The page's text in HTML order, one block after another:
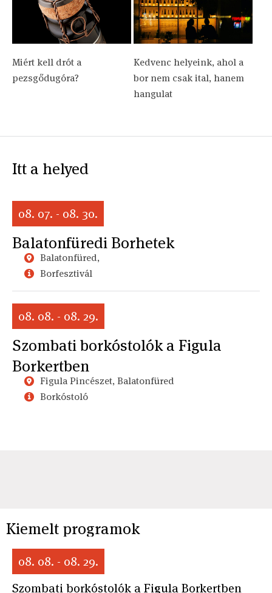
Miért kell drót a
pezsgődugóra?
Kedvenc helyeink, ahol a
bor nem csak ital, hanem
hangulat
Itt a helyed
08. 07. - 08. 30.
Balatonfüredi Borhetek
Balatonfüred,
Borfesztivál
08. 08. - 08. 29.
Szombati borkóstolók a Figula
Borkertben
Figula Pincészet, Balatonfüred
Borkóstoló
Kiemelt programok
08. 08. - 08. 29.
Szombati borkóstolók a Figula Borkertben